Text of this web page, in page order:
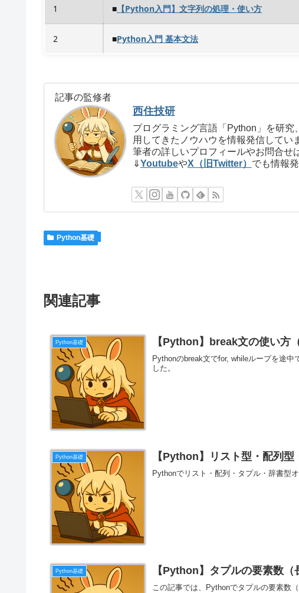
1 ■ 【Python入門】文字列の処理・使い方
2 ■Python入門 基本文法
記事の監修者
西住技研
プログラミング言語「Python」を研
用してきたノウハウを情報発信してい
筆者の詳しいプロフィールやお問合せ
⇓YoutubeやX（旧Twitter） でも情報
Python基礎
関連記事
Python基礎 【Python】break文の使い方
Pythonのbreak文でfor, whileループを途
した。
Python基礎 【Python】リスト型・配列
Pythonでリスト・配列・タプル・辞書型
Python基礎 【Python】タプルの要素数（
この記事では、Pythonでタプルの要素数